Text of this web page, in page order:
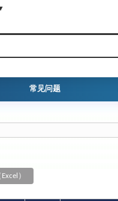
常见问题
）